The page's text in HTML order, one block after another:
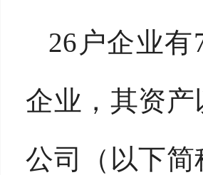
26户企业
企业，其资
公司（以下